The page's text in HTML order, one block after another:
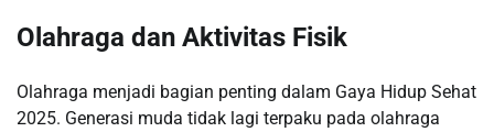
Olahraga dan Aktivitas Fisik
Olahraga menjadi bagian penting dalam Gaya Hidup Sehat
2025. Generasi muda tidak lagi terpaku pada olahraga